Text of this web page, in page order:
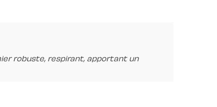
robuste, respirant, apportant un